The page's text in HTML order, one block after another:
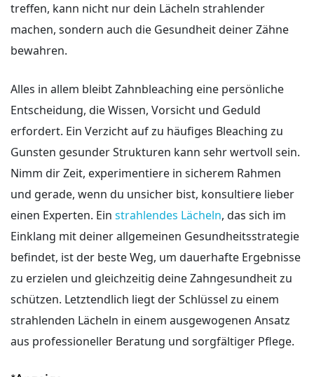
treffen, kann nicht nur dein Lächeln strahlender
machen, sondern auch die Gesundheit deiner Zähne
bewahren.
Alles in allem bleibt Zahnbleaching eine persönliche
Entscheidung, die Wissen, Vorsicht und Geduld
erfordert. Ein Verzicht auf zu häufiges Bleaching zu
Gunsten gesunder Strukturen kann sehr wertvoll sein.
Nimm dir Zeit, experimentiere in sicherem Rahmen
und gerade, wenn du unsicher bist, konsultiere lieber
einen Experten. Ein strahlendes Lächeln, das sich im
Einklang mit deiner allgemeinen Gesundheitsstrategie
befindet, ist der beste Weg, um dauerhafte Ergebnisse
zu erzielen und gleichzeitig deine Zahngesundheit zu
schützen. Letztendlich liegt der Schlüssel zu einem
strahlenden Lächeln in einem ausgewogenen Ansatz
aus professioneller Beratung und sorgfältiger Pflege.